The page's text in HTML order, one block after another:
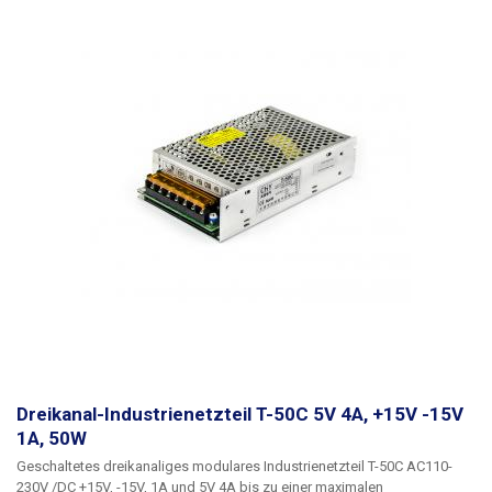
immer auf eine ausreichende Leistungsreserve (20-25%), das Netzteil
sollte nicht über längere Zeit an der Leistungsgrenze betrieben werden.
Weitere industrielle Stromversorgungen mit anderen Parametern finden
Sie in unserem Angebot. Die Stromversorgung kann auch auf 110V AC
umgeschaltet werden.
Dreikanal-Industrienetzteil T-50C 5V 4A, +15V -15V
1A, 50W
Geschaltetes dreikanaliges modulares Industrienetzteil T-50C AC110-
230V /DC +15V, -15V, 1A und 5V 4A bis zu einer maximalen